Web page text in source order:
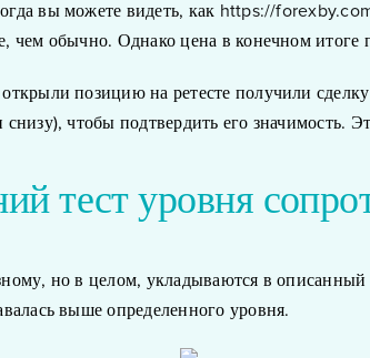
вы можете видеть, как https://
чем обычно. Однако цена в конечном
позицию на ретесте получили
чтобы подтвердить его значимость.
тест уровня
но в целом, укладываются в
выше определенного уровня.